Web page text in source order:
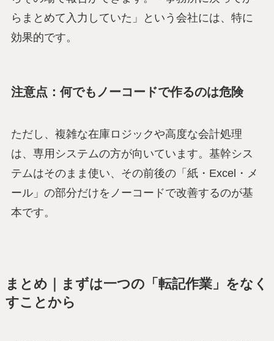
らまとめて入力していた」という会社には、特に
効果的です。
注意点：何でもノーコードで作るのは危険
ただし、複雑な在庫ロジックや高度な会計処理
は、専用システムの方が向いています。基幹シス
テムはそのまま使い、その前後の「紙・Excel・メ
ール」の部分だけをノーコードで改善するのが基
本です。
まとめ｜まずは一つの「転記作業」をなく
すことから